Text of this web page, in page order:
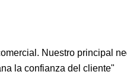
Nuestro principal
la confianza del cliente"